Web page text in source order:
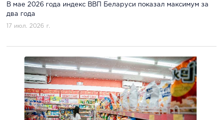
В мае 2026 года индекс ВВП Беларуси показал максимум за
два года
17 июл. 2026 г.